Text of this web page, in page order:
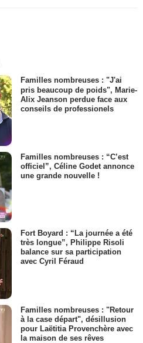
Familles nombreuses : "J'ai
pris beaucoup de poids", Marie-
Alix Jeanson perdue face aux
conseils de professionels
Familles nombreuses : “C’est
officiel”, Céline Godet annonce
une grande nouvelle !
Fort Boyard : “La journée a été
très longue”, Philippe Risoli
balance sur sa participation
avec Cyril Féraud
Familles nombreuses : "Retour
à la case départ", désillusion
pour Laëtitia Provenchère avec
la maison de ses rêves